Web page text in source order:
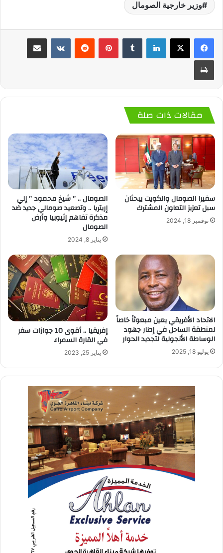
وزير خارجية الصومال
لينكدإن بينتيريست
مقالات ذات صلة
سفيرا الصومال والكويت يبحثان
سبل تعزيز التعاون المشترك
نوفمبر 18, 2024
الصومال .. ” شيخ محمود ” إلي
إريتريا .. وتصعيد صومالي جديد ضد
مذكرة تفاهم إثيوبيا وأرض
الصومال
يناير 8, 2024
الاتحاد الأفريقي يعين مبعوثاً خاصاً
لمنطقة الساحل في إطار جهود
الوساطة الأنجولية لتجديد الحوار
يوليو 18, 2025
إفريقيا .. أقوى 10 جوازات سفر
في القارة السمراء
يناير 25, 2023